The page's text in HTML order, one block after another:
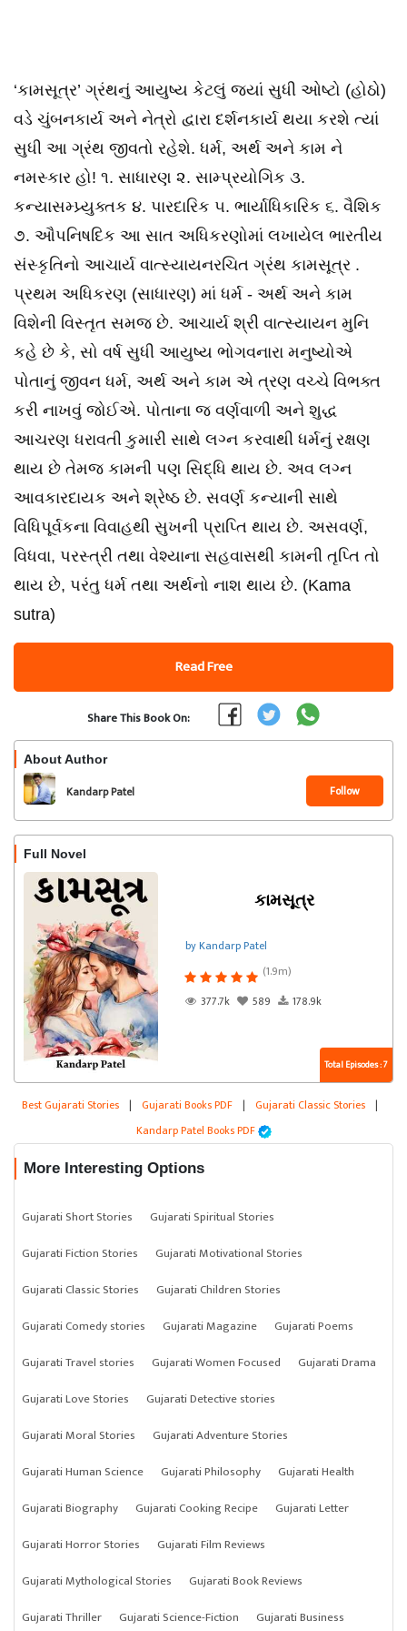
‘કામસૂત્ર’ ગ્રંથનું આયુષ્ય કેટલું જ્યાં સુધી ઓષ્ટો (હોઠો)
વડે ચુંબનકાર્ય અને નેત્રો દ્વારા દર્શનકાર્ય થયા કરશે ત્યાં
સુધી આ ગ્રંથ જીવતો રહેશે. ધર્મ, અર્થ અને કામ ને
નમસ્કાર હો! ૧. સાધારણ ૨. સામ્પ્રયોગિક ૩.
કન્યાસમ્પ્ર્યુક્તક ૪. પારદારિક ૫. ભાર્યાધિકારિક ૬. વૈશિક
૭. ઔપનિષદિક આ સાત અધિકરણોમાં લખાયેલ ભારતીય
સંસ્કૃતિનો આચાર્ય વાત્સ્યાયનરચિત ગ્રંથ કામસૂત્ર .
પ્રથમ અધિકરણ (સાધારણ) માં ધર્મ - અર્થ અને કામ
વિશેની વિસ્તૃત સમજ છે. આચાર્ય શ્રી વાત્સ્યાયન મુનિ
કહે છે કે, સો વર્ષ સુધી આયુષ્ય ભોગવનારા મનુષ્યોએ
પોતાનું જીવન ધર્મ, અર્થ અને કામ એ ત્રણ વચ્ચે વિભક્ત
કરી નાખવું જોઈએ. પોતાના જ વર્ણવાળી અને શુદ્ધ
આચરણ ધરાવતી કુમારી સાથે લગ્ન કરવાથી ધર્મનું રક્ષણ
થાય છે તેમજ કામની પણ સિદ્ધિ થાય છે. અવ લગ્ન
આવકારદાયક અને શ્રેષ્ઠ છે. સવર્ણ કન્યાની સાથે
વિધિપૂર્વકના વિવાહથી સુખની પ્રાપ્તિ થાય છે. અસવર્ણ,
વિધવા, પરસ્ત્રી તથા વેશ્યાના સહવાસથી કામની તૃપ્તિ તો
થાય છે, પરંતુ ધર્મ તથા અર્થનો નાશ થાય છે. (Kama
sutra)
Read Free
Share This Book On:
About Author
Kandarp Patel Follow
Full Novel
કામસૂત્ર
by Kandarp Patel
(1.9m)
377.7k
589 178.9k
Total Episodes : 7
Best Gujarati Stories | Gujarati Books PDF | Gujarati Classic Stories |
Kandarp Patel Books PDF
More Interesting Options
Gujarati Short Stories
Gujarati Spiritual Stories
Gujarati Fiction Stories
Gujarati Motivational Stories
Gujarati Classic Stories
Gujarati Children Stories
Gujarati Comedy stories
Gujarati Magazine
Gujarati Poems
Gujarati Travel stories
Gujarati Women Focused
Gujarati Drama
Gujarati Love Stories
Gujarati Detective stories
Gujarati Moral Stories
Gujarati Adventure Stories
Gujarati Human Science
Gujarati Philosophy
Gujarati Health
Gujarati Biography
Gujarati Cooking Recipe
Gujarati Letter
Gujarati Horror Stories
Gujarati Film Reviews
Gujarati Mythological Stories
Gujarati Book Reviews
Gujarati Thriller
Gujarati Science-Fiction Gujarati Business